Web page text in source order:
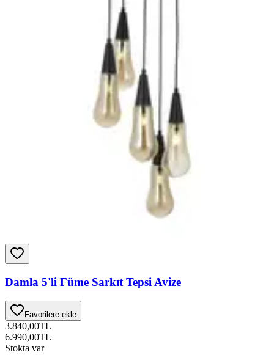
Damla 5'li Füme Sarkıt Tepsi Avize
Favorilere ekle
3.840,00TL
6.990,00TL
Stokta var